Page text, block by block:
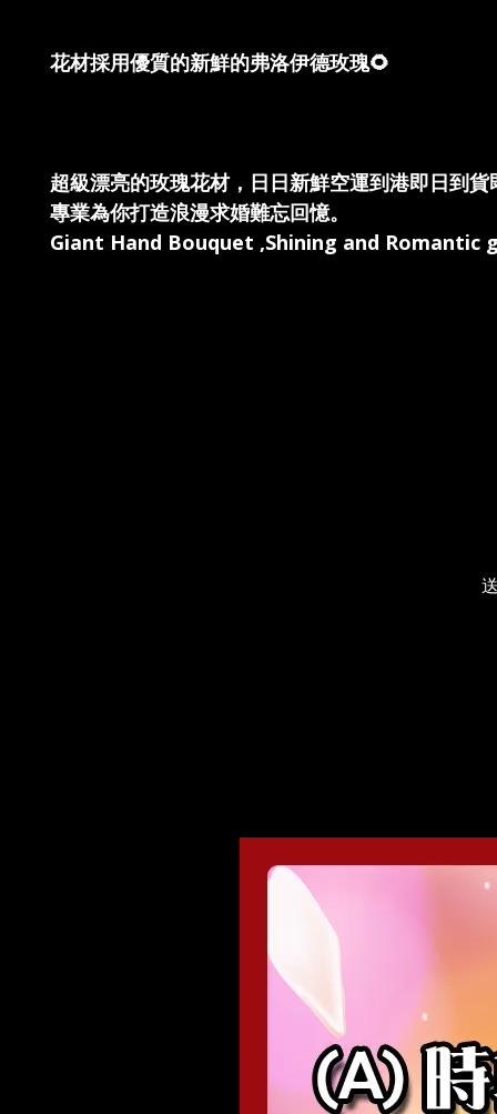
花材採用優質的新鮮的弗洛伊德玫瑰🌻
超級漂亮的玫瑰花材，日日新鮮空運到港即日到貨
專業為你打造浪漫求婚難忘回憶。
Giant Hand Bouquet ,Shining and